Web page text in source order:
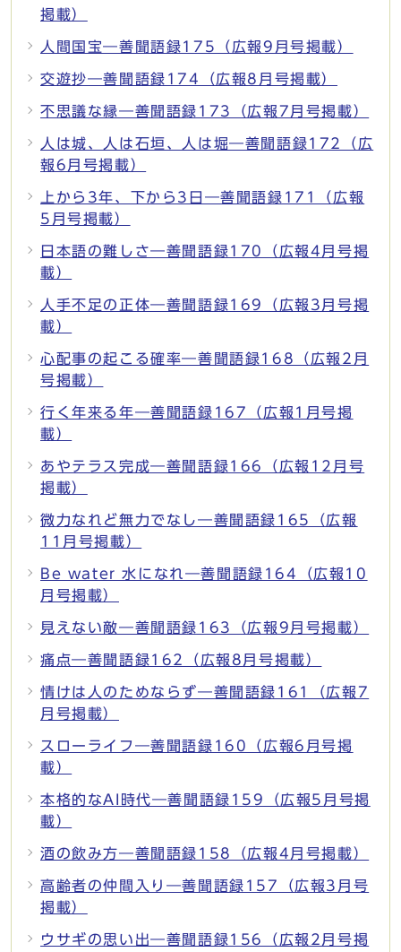
掲載）
人間国宝―善聞語録175（広報9月号掲載）
交遊抄―善聞語録174（広報8月号掲載）
不思議な縁―善聞語録173（広報7月号掲載）
人は城、人は石垣、人は堀―善聞語録172（広
報6月号掲載）
上から3年、下から3日―善聞語録171（広報
5月号掲載）
日本語の難しさ―善聞語録170（広報4月号掲
載）
人手不足の正体―善聞語録169（広報3月号掲
載）
心配事の起こる確率―善聞語録168（広報2月
号掲載）
行く年来る年―善聞語録167（広報1月号掲
載）
あやテラス完成―善聞語録166（広報12月号
掲載）
微力なれど無力でなし―善聞語録165（広報
11月号掲載）
Be water 水になれ―善聞語録164（広報10
月号掲載）
見えない敵―善聞語録163（広報9月号掲載）
痛点―善聞語録162（広報8月号掲載）
情けは人のためならず―善聞語録161（広報7
月号掲載）
スローライフ―善聞語録160（広報6月号掲
載）
本格的なAI時代―善聞語録159（広報5月号掲
載）
酒の飲み方―善聞語録158（広報4月号掲載）
高齢者の仲間入り―善聞語録157（広報3月号
掲載）
ウサギの思い出―善聞語録156（広報2月号掲